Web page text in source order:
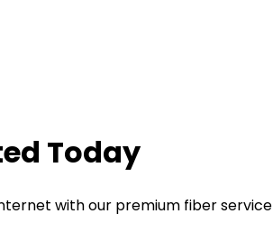
Today
with our premium fiber service